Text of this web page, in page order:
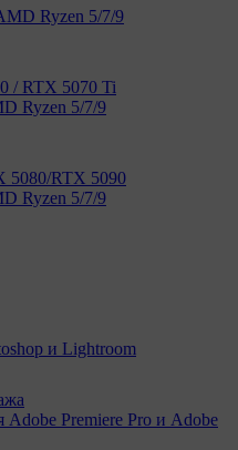
Ryzen 5/7/9
/ RTX 5070 Ti
Ryzen 5/7/9
5080/RTX 5090
Ryzen 5/7/9
и Lightroom
Premiere Pro и Adobe